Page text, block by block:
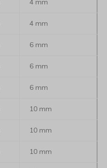
4 mm
4 mm
6 mm
6 mm
6 mm
10 mm
10 mm
10 mm